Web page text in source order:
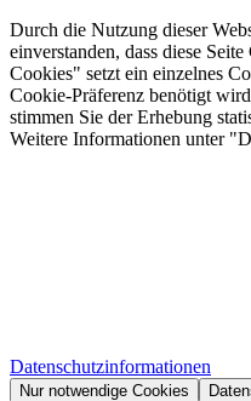
Durch die Nutzung dieser
einverstanden, dass diese
Cookies" setzt ein einzelnes
Cookie-Präferenz benötigt
stimmen Sie der Erhebung
Weitere Informationen unter
Datenschutzinformationen
Nur notwendige Cookies